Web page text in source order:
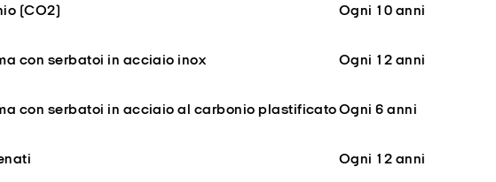
(CO2) Ogni 10 anni
con serbatoi in acciaio inox Ogni 12 anni
con serbatoi in acciaio al carbonio plastificatoOgni 6 anni
Ogni 12 anni